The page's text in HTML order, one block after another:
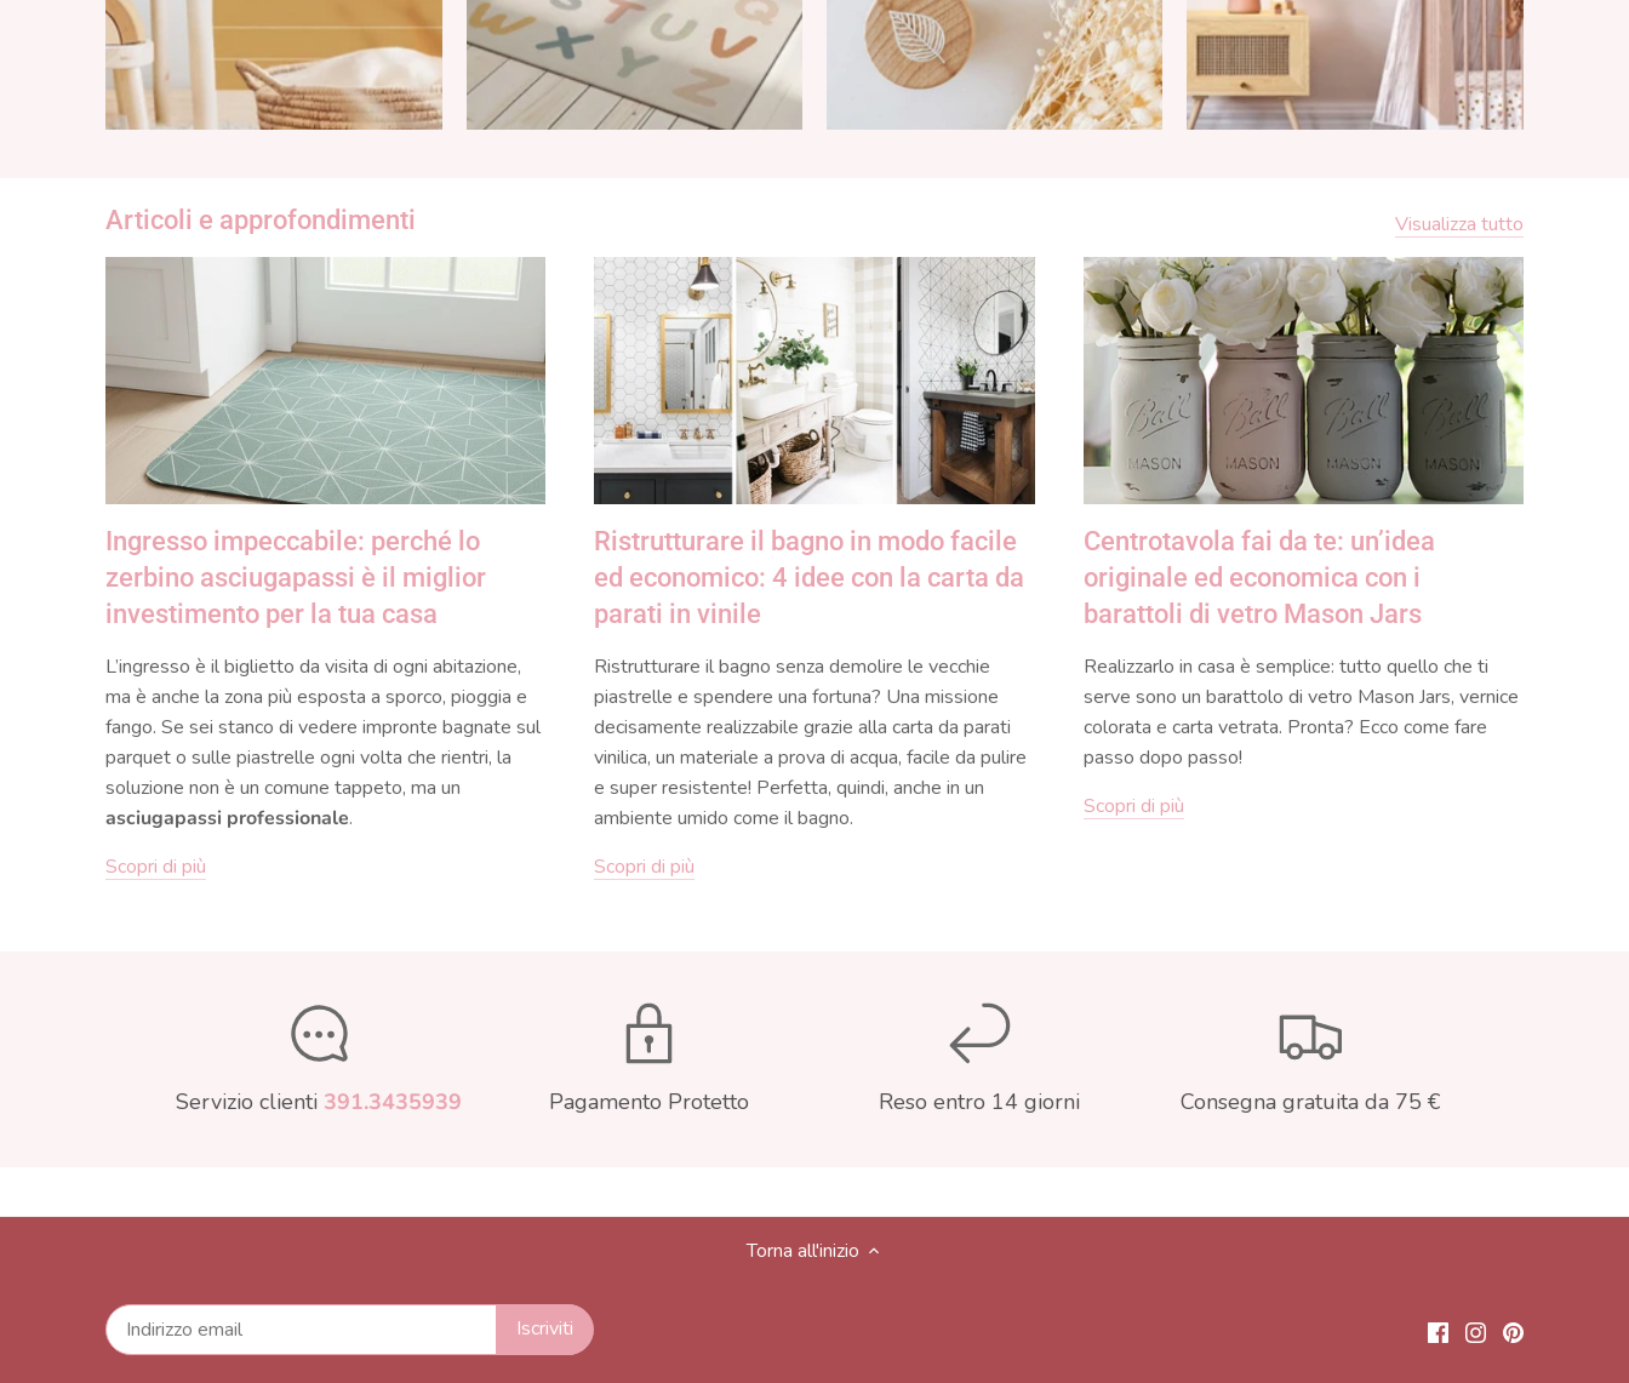
Articoli e approfondimenti Visualizza tutto
Ingresso impeccabile: perché lo
zerbino asciugapassi è il miglior
investimento per la tua casa
L’ingresso è il biglietto da visita di ogni abitazione,
ma è anche la zona più esposta a sporco, pioggia e
fango. Se sei stanco di vedere impronte bagnate sul
parquet o sulle piastrelle ogni volta che rientri, la
soluzione non è un comune tappeto, ma un
asciugapassi professionale.
Scopri di più
Ristrutturare il bagno in modo facile
ed economico: 4 idee con la carta da
parati in vinile
Ristrutturare il bagno senza demolire le vecchie
piastrelle e spendere una fortuna? Una missione
decisamente realizzabile grazie alla carta da parati
vinilica, un materiale a prova di acqua, facile da pulire
e super resistente! Perfetta, quindi, anche in un
ambiente umido come il bagno.
Scopri di più
Centrotavola fai da te: un’idea
originale ed economica con i
barattoli di vetro Mason Jars
Realizzarlo in casa è semplice: tutto quello che ti
serve sono un barattolo di vetro Mason Jars, vernice
colorata e carta vetrata. Pronta? Ecco come fare
passo dopo passo!
Scopri di più
Servizio clienti 391.3435939 Pagamento Protetto Reso entro 14 giorni Consegna gratuita da 75 €
Torna all'inizio